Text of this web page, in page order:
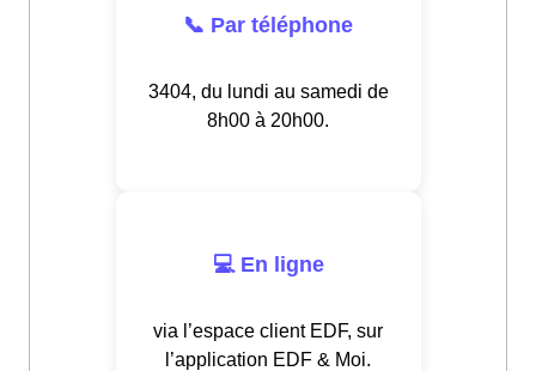
📞 Par téléphone
3404, du lundi au samedi de
8h00 à 20h00.
💻 En ligne
via l’espace client EDF, sur
l’application EDF & Moi.